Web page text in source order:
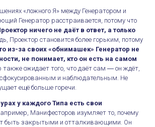
«ложного Я» между Генератором и
Генератор расстраивается, потому что
ничего не даёт в ответ, а только
Проектор становится более горьким, потому
из-за своих «обнимашек» Генератор не
не понимает, кто он есть на самом
также ожидает того, что даёт сам ― он ждёт,
сфокусированным и наблюдательным. Не
ещё больше горечи.
у каждого Типа есть свои
Манифесторов изумляет то, почему
быть закрытыми и отталкивающими. Он